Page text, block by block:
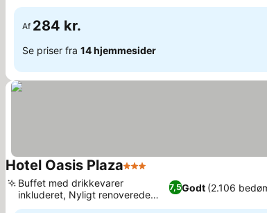
Af 284 kr.
Se priser fra 14 hjemmesider
Hotel Oasis Plaza3 Stjerner
7,5Godt (2.106
Buffet med drikkevarer
inkluderet, Nyligt renoverede
værelser